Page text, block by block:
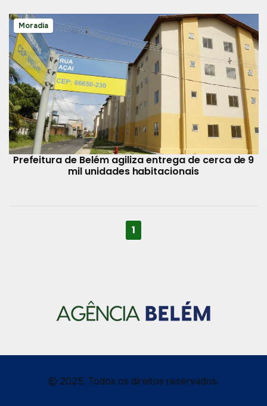
Moradia
Prefeitura de Belém agiliza entrega de cerca de 9
mil unidades habitacionais
1
© 2025, Todos os direitos reservados.